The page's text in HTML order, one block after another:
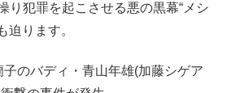
り犯罪を起こさせる悪の黒幕“メシ
迫ります。
のバディ・青山年雄(加藤シゲア